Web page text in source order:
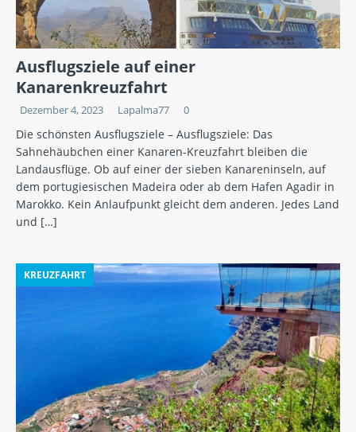
Ausflugsziele auf einer
Kanarenkreuzfahrt
Dezember 4, 2023 Lapalma77 0
Die schönsten Ausflugsziele – Ausflugsziele: Das
Sahnehäubchen einer Kanaren-Kreuzfahrt bleiben die
Landausflüge. Ob auf einer der sieben Kanareninseln, auf
dem portugiesischen Madeira oder ab dem Hafen Agadir in
Marokko. Kein Anlaufpunkt gleicht dem anderen. Jedes Land
und […]
KREUZFAHRT